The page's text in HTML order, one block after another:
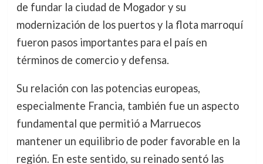
de fundar la ciudad de Mogador y su
modernización de los puertos y la flota marroquí
fueron pasos importantes para el país en
términos de comercio y defensa.
Su relación con las potencias europeas,
especialmente Francia, también fue un aspecto
fundamental que permitió a Marruecos
mantener un equilibrio de poder favorable en la
región. En este sentido, su reinado sentó las